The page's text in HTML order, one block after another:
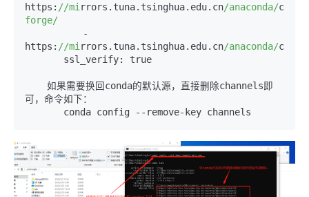
https: //mi rrors.tuna.tsinghua.edu.cn/anaconda/cloud
forge/
-
https: //mi rrors.tuna.tsinghua.edu.cn/anaconda/cloud
ssl_verify: true
可，命令如下：